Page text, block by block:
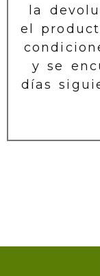
la
el
y se
días